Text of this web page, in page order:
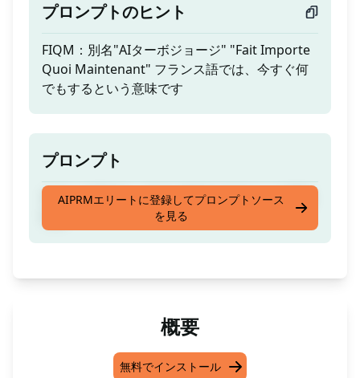
プロンプトのヒント
FIQM：別名"AIターボジョージ" "Fait Importe
Quoi Maintenant" フランス語では、今すぐ何
でもするという意味です
プロンプト
フランス語では、今すぐ何でもするという意味
AIPRMエリートに登録してプロンプトソース
を見る
概要
無料でインストール